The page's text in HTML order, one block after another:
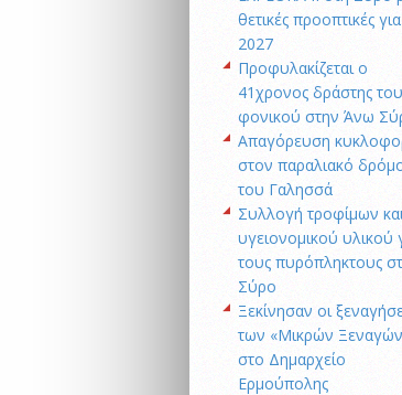
θετικές προοπτικές
2027
Προφυλακίζεται ο
41χρονος δράστης του
φονικού στην Άνω
Απαγόρευση
στον παραλιακό
του Γαλησσά
Συλλογή τροφίμων και
υγειονομικού υλικού
τους πυρόπληκτους
Σύρο
Ξεκίνησαν οι
των «Μικρών
στο Δημαρχείο
Ερμούπολης